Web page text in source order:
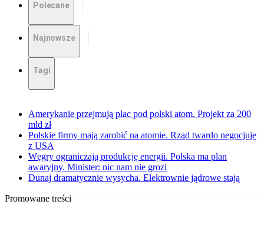
Polecane
Najnowsze
Tagi
Amerykanie przejmują plac pod polski atom. Projekt za 200
mld zł
Polskie firmy mają zarobić na atomie. Rząd twardo negocjuje
z USA
Węgry ograniczają produkcję energii. Polska ma plan
awaryjny. Minister: nic nam nie grozi
Dunaj dramatycznie wysycha. Elektrownie jądrowe stają
Promowane treści